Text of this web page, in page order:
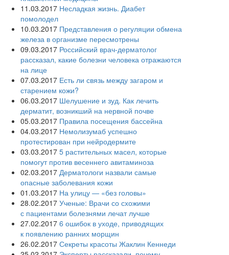
11.03.2017 Несладкая жизнь. Диабет
помолодел
10.03.2017 Представления о регуляции обмена
железа в организме пересмотрены
09.03.2017 Российский врач-дерматолог
рассказал, какие болезни человека отражаются
на лице
07.03.2017 Есть ли связь между загаром и
старением кожи?
06.03.2017 Шелушение и зуд. Как лечить
дерматит, возникший на нервной почве
05.03.2017 Правила посещения бассейна
04.03.2017 Немолизумаб успешно
протестирован при нейродермите
03.03.2017 5 растительных масел, которые
помогут против весеннего авитаминоза
02.03.2017 Дерматологи назвали самые
опасные заболевания кожи
01.03.2017 На улицу — «без головы»
28.02.2017 Ученые: Врачи со схожими
с пациентами болезнями лечат лучше
27.02.2017 6 ошибок в уходе, приводящих
к появлению ранних морщин
26.02.2017 Секреты красоты Жаклин Кеннеди